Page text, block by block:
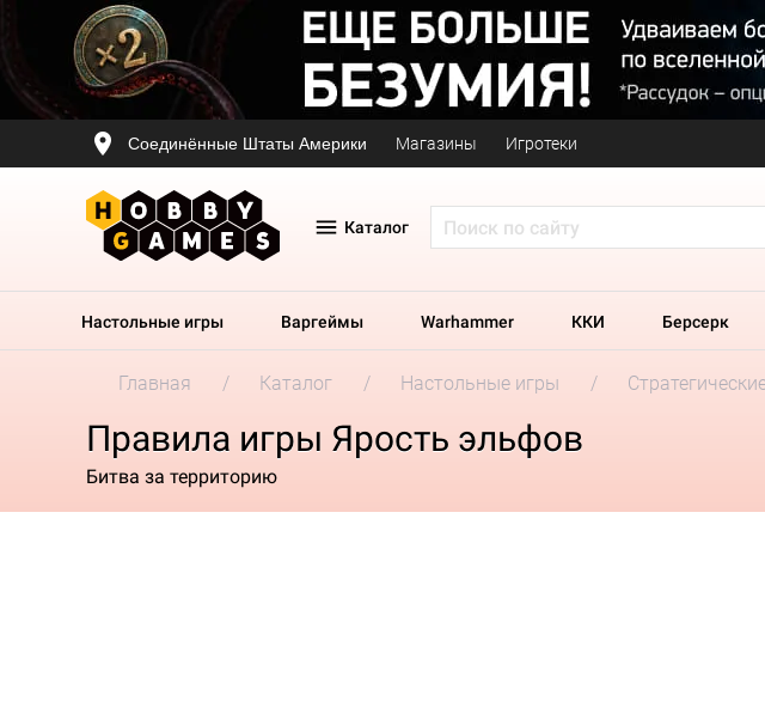
Соединённые Штаты Америки Магазины Игротеки
Каталог
Настольные игры Варгеймы Warhammer ККИ Берсерк
Главная Каталог Настольные игры
Правила игры Ярость эльфов
Битва за территорию